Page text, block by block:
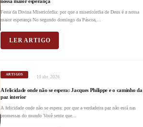
Festa da Divina Misericórdia: por que a misericórdia de Deus é a nossa
maior esperança No segundo domingo da Páscoa,...
LER ARTIGO
ARTIGOS 10 abr. 2026
A felicidade onde não se espera: Jacques Philippe e o caminho da
paz interior
A felicidade onde não se espera: por que a verdadeira paz não está nas
promessas do mundo Você sente que...